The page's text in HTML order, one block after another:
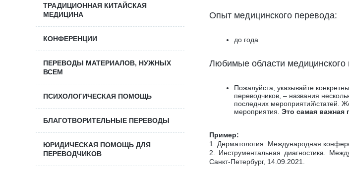
Опыт медицинского перевода:
до года
Любимые области медицинского
Пожалуйста, указывайте
переводчиков, – названия
последних мероприятий\статей.
мероприятия. Это самая важная
Пример:
1. Дерматология. Международная
2. Инструментальная диагностика.
Санкт-Петербург, 14.09.2021.
ТРАДИЦИОННАЯ КИТАЙСКАЯ
МЕДИЦИНА
КОНФЕРЕНЦИИ
ПЕРЕВОДЫ МАТЕРИАЛОВ, НУЖНЫХ
ВСЕМ
ПCИХОЛОГИЧЕСКАЯ ПОМОЩЬ
БЛАГОТВОРИТЕЛЬНЫЕ ПЕРЕВОДЫ
ЮРИДИЧЕСКАЯ ПОМОЩЬ ДЛЯ
ПЕРЕВОДЧИКОВ